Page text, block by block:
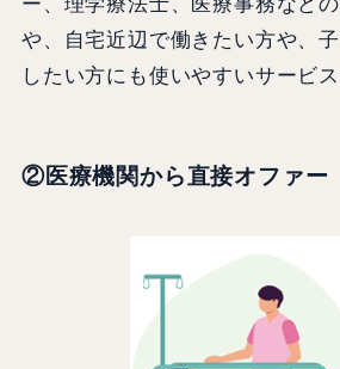
や、自宅近辺で働きたい方や、
したい方にも使いやすいサービス
②医療機関から直接オファー